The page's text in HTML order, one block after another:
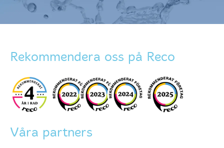
Rekommendera oss på Reco
Våra partners